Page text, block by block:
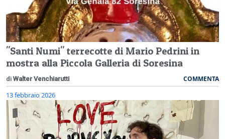
"Santi Numi" terrecotte di Mario Pedrini in
mostra alla Piccola Galleria di Soresina
di Walter Venchiarutti COMMENTA
13 febbraio 2026